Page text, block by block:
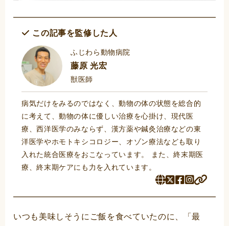
この記事を監修した人
ふじわら動物病院
藤原 光宏
獣医師
病気だけをみるのではなく、動物の体の状態を総合的
に考えて、動物の体に優しい治療を心掛け、現代医
療、西洋医学のみならず、漢方薬や鍼灸治療などの東
洋医学やホモトキシコロジー、オゾン療法なども取り
入れた統合医療をおこなっています。 また、終末期医
療、終末期ケアにも力を入れています。
いつも美味しそうにご飯を食べていたのに、「最